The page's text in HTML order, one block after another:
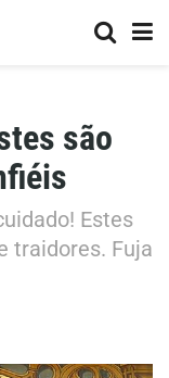
são
Estes
traidores. Fuja